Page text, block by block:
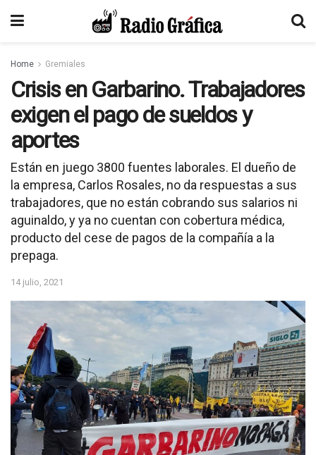
Home Gremiales
Crisis en Garbarino. Trabajadores
exigen el pago de sueldos y
aportes
Están en juego 3800 fuentes laborales. El dueño de
la empresa, Carlos Rosales, no da respuestas a sus
trabajadores, que no están cobrando sus salarios ni
aguinaldo, y ya no cuentan con cobertura médica,
producto del cese de pagos de la compañía a la
prepaga.
14 julio, 2021